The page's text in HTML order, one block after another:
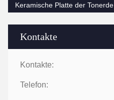
Kontakte
Kontakte:
Telefon:
Keramische Platte der Tonerde